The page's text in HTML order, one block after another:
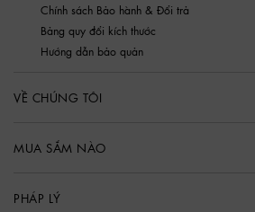
Chính sách Bảo hành & Đổi trả
Bảng quy đổi kích thước
Hướng dẫn bảo quản
VỀ CHÚNG TÔI
MUA SẮM NÀO
PHÁP LÝ